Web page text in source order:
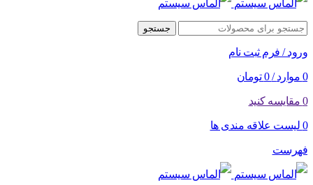
جستجو
ورود / فرم ثبت نام
0 موارد /
0 تومان
0 مقایسه کنید
0 لیست علاقه مندی ها
فهرست